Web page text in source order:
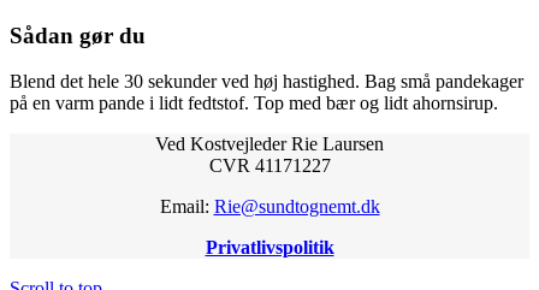
Sådan gør du
Blend det hele 30 sekunder ved høj hastighed. Bag små pandekager
på en varm pande i lidt fedtstof. Top med bær og lidt ahornsirup.
Ved Kostvejleder Rie Laursen
CVR 41171227
Email: Rie@sundtognemt.dk
Privatlivspolitik